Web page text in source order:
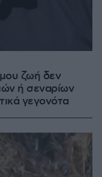
ζωή δεν
ή σεναρίων
γεγονότα